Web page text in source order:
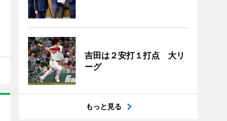
吉田は２安打１打点 大リ
ーグ
もっと見る